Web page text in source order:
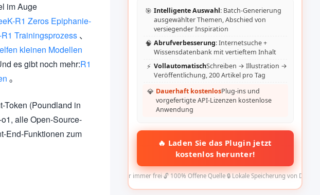
im Auge
R1 Zeros Epiphanie-
Trainingsprozess 、
kleinen Modellen
es gibt noch mehr:R1
。
Token (Poundland in
alle Open-Source-
End-Funktionen zum
🎯 Intelligente Auswahl: Batch-Generierung
ausgewählter Themen, Abschied von
versiegender Inspiration
🧠 Abrufverbesserung: Internetsuche +
Wissensdatenbank mit vertieftem Inhalt
⚡ VollautomatischSchreiben → Illustration →
Veröffentlichung, 200 Artikel pro Tag
💎 Dauerhaft kostenlosPlug-ins und
vorgefertigte API-Lizenzen kostenlose
Anwendung
🔥 Laden Sie das Plugin jetzt
kostenlos herunter!
✅ Für immer frei·🔓 100% Offene Quelle·🔒 Lokale Speicherung von Daten